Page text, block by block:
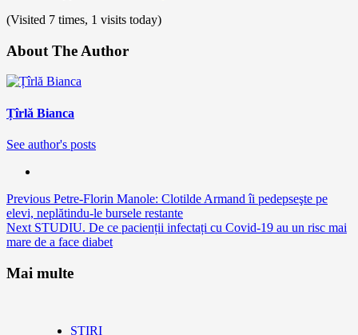
(Visited 7 times, 1 visits today)
About The Author
Țîrlă Bianca
See author's posts
Continue
Reading
Previous Petre-Florin Manole: Clotilde Armand îi pedepseşte pe
elevi, neplătindu-le bursele restante
Next STUDIU. De ce pacienții infectați cu Covid-19 au un risc mai
mare de a face diabet
Mai multe
ȘTIRI